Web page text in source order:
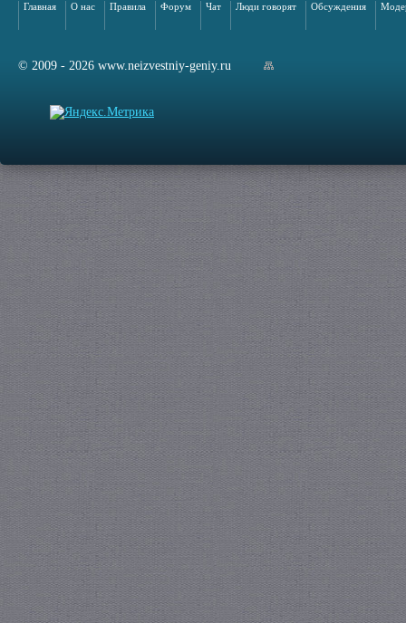
Главная О нас Правила Форум Чат Люди говорят Обсуждения
© 2009 - 2026 www.neizvestniy-geniy.ru
сайта